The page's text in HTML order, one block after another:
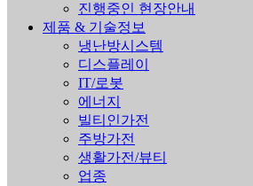
진행중인 현장안내
제품 & 기술정보
냉난방시스템
디스플레이
IT/로봇
에너지
빌티인가전
주방가전
생활가전/뷰티
업종